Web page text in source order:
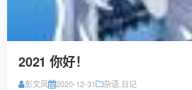
2021 你好！
彭文凤 2020-12-31 杂语 日记